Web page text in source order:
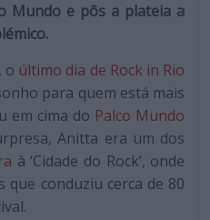
Mundo e pôs a plateia a
o último dia de Rock in Rio
para quem está mais
em cima do Palco Mundo
Anitta era um dos
à ‘Cidade do Rock’, onde
conduziu cerca de 80